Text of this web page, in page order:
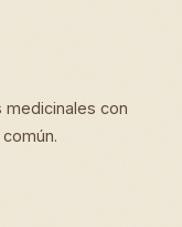
medicinales con